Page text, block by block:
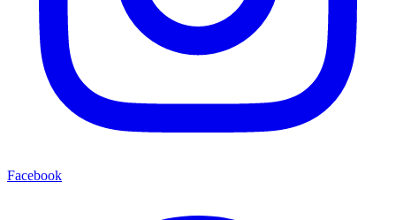
Facebook